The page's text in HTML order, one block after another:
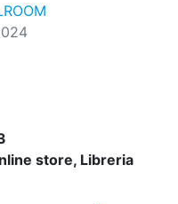
store, Libreria